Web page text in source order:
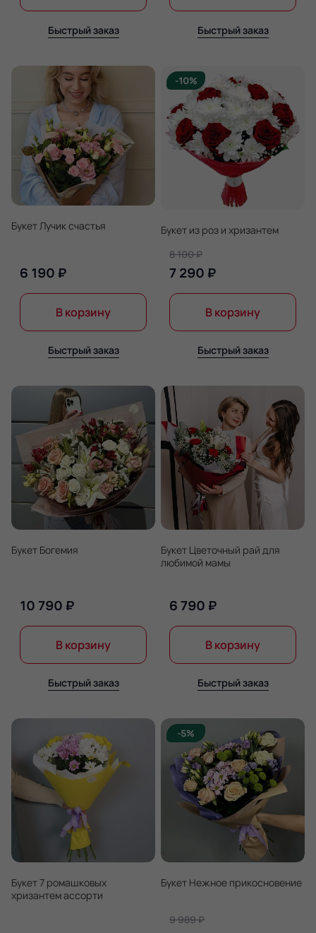
Быстрый заказ Быстрый заказ
Букет Лучик счастья
6 190 ₽
В корзину
Быстрый заказ
-10%
Букет из роз и хризантем
7 290 ₽
8 100 ₽
В корзину
Быстрый заказ
Букет Богемия
10 790 ₽
В корзину
Быстрый заказ
Букет Цветочный рай для
любимой мамы
6 790 ₽
В корзину
Быстрый заказ
Букет 7 ромашковых
хризантем ассорти
-5%
Букет Нежное прикосновение
9 989 ₽